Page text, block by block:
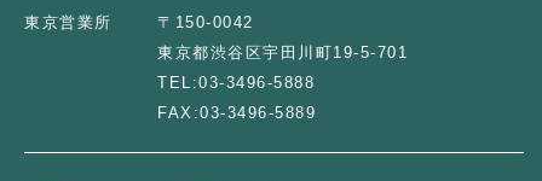
東京営業所
〒150-0042
東京都渋谷区宇田川町19-5-701
TEL:03-3496-5888
FAX:03-3496-5889